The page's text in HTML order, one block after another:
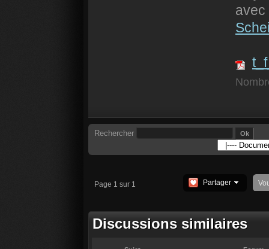
Rechercher
Page 1 sur 1 Partager
Discussions similaires